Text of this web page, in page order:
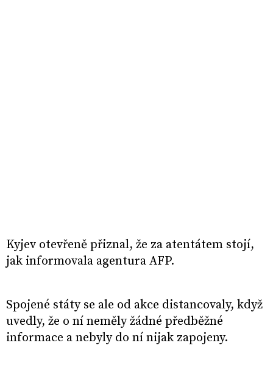
Kyjev otevřeně přiznal, že za atentátem stojí,
jak informovala agentura AFP.
Spojené státy se ale od akce distancovaly, když
uvedly, že o ní neměly žádné předběžné
informace a nebyly do ní nijak zapojeny.